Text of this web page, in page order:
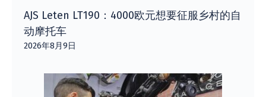
AJS Leten LT190：4000欧元想要征服乡村的自
动摩托车
2026年8月9日